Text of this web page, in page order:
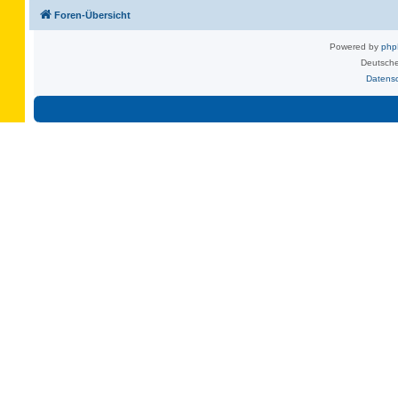
Foren-Übersicht
Powered by